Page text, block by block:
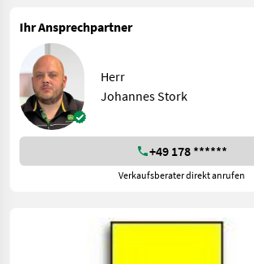
Ihr Ansprechpartner
Herr
Johannes Stork
+49 178 ******
Verkaufsberater direkt anrufen